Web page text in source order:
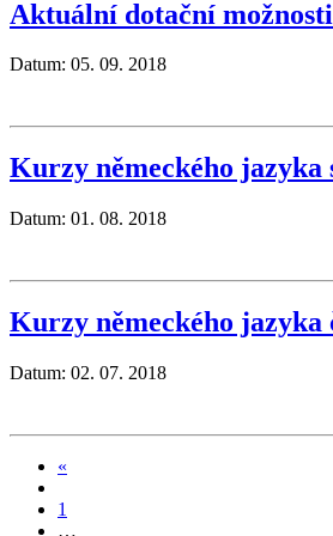
Aktuální dotační
Datum: 05. 09. 2018
Kurzy německého jazyka
Datum: 01. 08. 2018
Kurzy německého jazyka
Datum: 02. 07. 2018
«
1
…